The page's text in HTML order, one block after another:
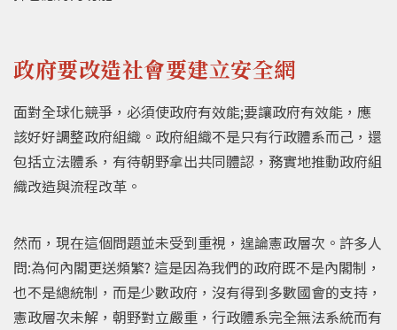
政府要改造社會要建立安全網
面對全球化競爭，必須使政府有效能;要讓政府有效能，應
該好好調整政府組織。政府組織不是只有行政體系而己，還
包括立法體系，有待朝野拿出共同體認，務實地推動政府組
織改造與流程改革。
然而，現在這個問題並未受到重視，遑論憲政層次。許多人
問:為何內閣更送頻繁? 這是因為我們的政府既不是內閣制，
也不是總統制，而是少數政府，沒有得到多數國會的支持，
憲政層次未解，朝野對立嚴重，行政體系完全無法系統而有